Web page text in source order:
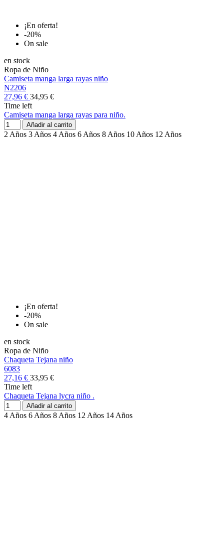
¡En oferta!
-20%
On sale
en stock
Ropa de Niño
Camiseta manga larga rayas niño
N2206
27,96 € 34,95 €
Time left
Camiseta manga larga rayas para niño.
Añadir al carrito
2 Años 3 Años 4 Años 6 Años 8 Años 10 Años 12 Años
¡En oferta!
-20%
On sale
en stock
Ropa de Niño
Chaqueta Tejana niño
6083
27,16 € 33,95 €
Time left
Chaqueta Tejana lycra niño .
Añadir al carrito
4 Años 6 Años 8 Años 12 Años 14 Años